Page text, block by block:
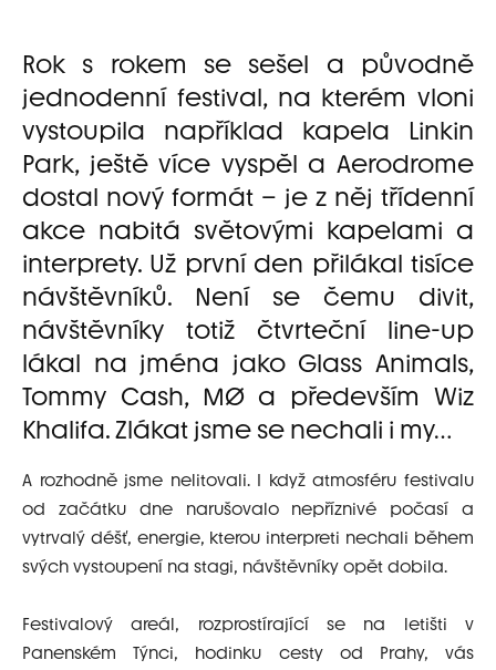
Rok s rokem se sešel a původně
jednodenní festival, na kterém vloni
vystoupila například kapela Linkin
Park, ještě více vyspěl a Aerodrome
dostal nový formát – je z něj třídenní
akce nabitá světovými kapelami a
interprety. Už první den přilákal tisíce
návštěvníků. Není se čemu divit,
návštěvníky totiž čtvrteční line-up
lákal na jména jako Glass Animals,
Tommy Cash, MØ a především Wiz
Khalifa. Zlákat jsme se nechali i my…
A rozhodně jsme nelitovali. I když atmosféru festivalu
od začátku dne narušovalo nepříznivé počasí a
vytrvalý déšť, energie, kterou interpreti nechali během
svých vystoupení na stagi, návštěvníky opět dobila.
Festivalový areál, rozprostírající se na letišti v
Panenském Týnci, hodinku cesty od Prahy, vás